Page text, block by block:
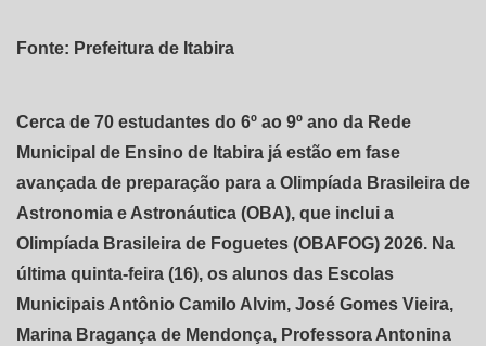
Fonte: Prefeitura de Itabira
Cerca de 70 estudantes do 6º ao 9º ano da Rede
Municipal de Ensino de Itabira já estão em fase
avançada de preparação para a Olimpíada Brasileira de
Astronomia e Astronáutica (OBA), que inclui a
Olimpíada Brasileira de Foguetes (OBAFOG) 2026. Na
última quinta-feira (16), os alunos das Escolas
Municipais Antônio Camilo Alvim, José Gomes Vieira,
Marina Bragança de Mendonça, Professora Antonina